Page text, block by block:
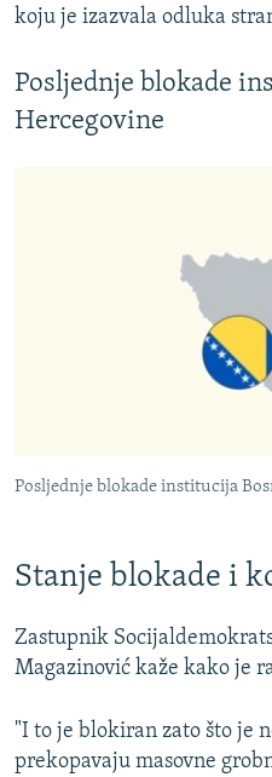
koju je izazvala odluka
Posljednje blokade
Hercegovine
Posljednje blokade institucija
Stanje blokade i
Zastupnik
Magazinović kaže kako je
"I to je blokiran zato što je
prekopavaju masovne